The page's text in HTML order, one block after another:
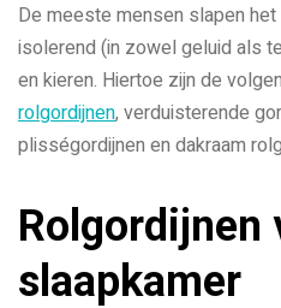
De meeste mensen slapen
isolerend (in zowel geluid als
en kieren. Hiertoe zijn de
rolgordijnen, verduisterende
plisségordijnen en dakraam
Rolgordijnen
slaapkamer